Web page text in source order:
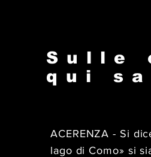
Sulle
qui
ACERENZA - Si
lago di Como» si